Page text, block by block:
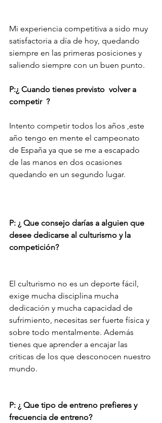
Mi experiencia competitiva a sido muy
satisfactoria a día de hoy, quedando
siempre en las primeras posiciones y
saliendo siempre con un buen punto.
P:¿ Cuando tienes previsto  volver a
competir  ?
Intento competir todos los años ,este
año tengo en mente el campeonato
de España ya que se me a escapado
de las manos en dos ocasiones
quedando en un segundo lugar.
P: ¿ Que consejo darías a alguien que
desee dedicarse al culturismo y la
competición?
El culturismo no es un deporte fácil,
exige mucha disciplina mucha
dedicación y mucha capacidad de
sufrimiento, necesitas ser fuerte física y
sobre todo mentalmente. Además
tienes que aprender a encajar las
criticas de los que desconocen nuestro
mundo.
P: ¿ Que tipo de entreno prefieres y
frecuencia de entreno?